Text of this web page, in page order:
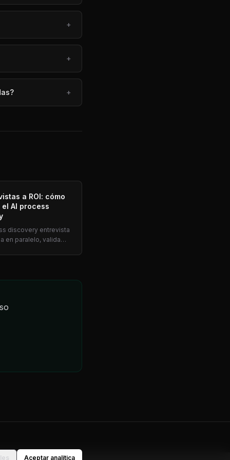
+
+
+
a ROI: cómo
AI process
discovery entrevista
en paralelo, valida
— no meses.
Aceptar analítica